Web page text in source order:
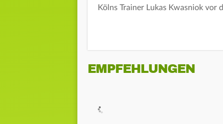
Kölns Trainer Lukas Kwasniok vor
EMPFEHLUNGEN